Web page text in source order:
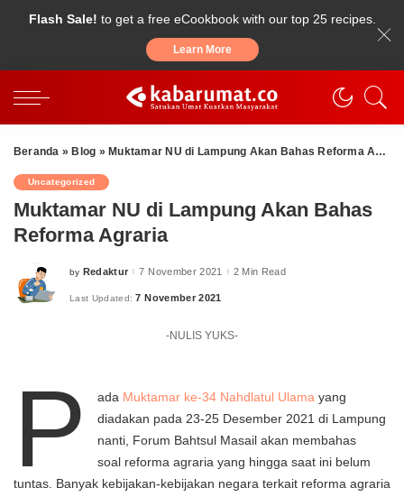
Flash Sale! to get a free eCookbook with our top 25 recipes.
Learn More
Beranda » Blog » Muktamar NU di Lampung Akan Bahas Reforma Agraria
Uncategorized
Muktamar NU di Lampung Akan Bahas
Reforma Agraria
Posted
by Redaktur 7 November 2021 2 Min Read
Last Updated: 7 November 2021
-NULIS YUKS-
P ada Muktamar ke-34 Nahdlatul Ulama yang
diadakan pada 23-25 Desember 2021 di Lampung
nanti, Forum Bahtsul Masail akan membahas
soal reforma agraria yang hingga saat ini belum
tuntas. Banyak kebijakan-kebijakan negara terkait reforma agraria